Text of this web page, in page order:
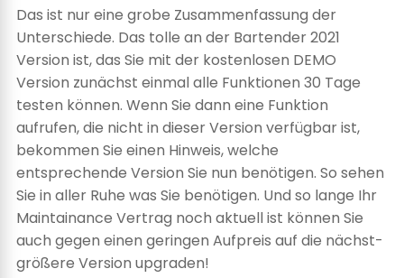
Das ist nur eine grobe Zusammenfassung der
Unterschiede. Das tolle an der Bartender 2021
Version ist, das Sie mit der kostenlosen DEMO
Version zunächst einmal alle Funktionen 30 Tage
testen können. Wenn Sie dann eine Funktion
aufrufen, die nicht in dieser Version verfügbar ist,
bekommen Sie einen Hinweis, welche
entsprechende Version Sie nun benötigen. So sehen
Sie in aller Ruhe was Sie benötigen. Und so lange Ihr
Maintainance Vertrag noch aktuell ist können Sie
auch gegen einen geringen Aufpreis auf die nächst-
größere Version upgraden!